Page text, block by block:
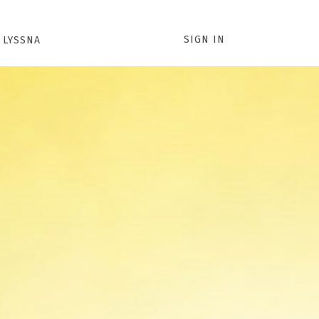
LYSSNA SIGN IN